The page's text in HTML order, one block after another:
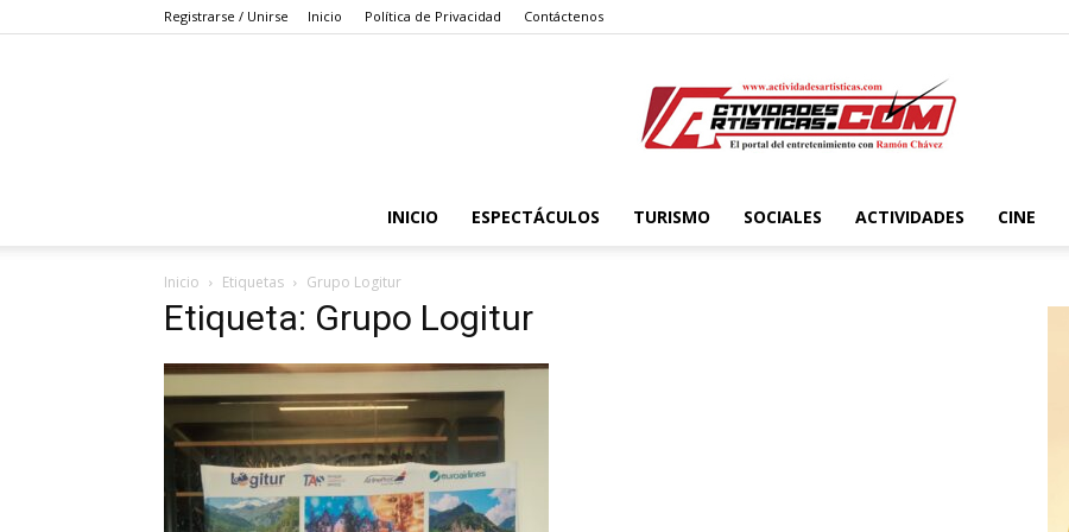
Registrarse / Unirse Inicio Política de Privacidad Contáctenos
Actividadesartisticas.com
INICIO ESPECTÁCULOS TURISMO SOCIALES ACTIVIDADES CINE
Inicio Etiquetas Grupo Logitur
Etiqueta: Grupo Logitur